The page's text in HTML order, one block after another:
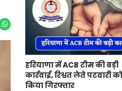
हरियाणा में ACB टीम की बड़ी
कार्रवाई, रिश्वत लेते पटवारी
किया गिरफ्तार